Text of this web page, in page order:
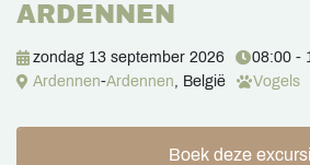
ARDENNEN
zondag 13 september 2026
08:00 -
Ardennen-Ardennen, België Vogels
Boek deze